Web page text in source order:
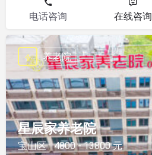
电话咨询 在线咨询
星辰家养老院
宝山区 4800 - 13800 元
养老院